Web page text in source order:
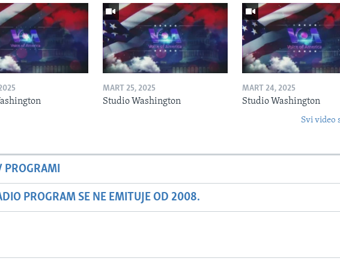
MART 25, 2025
Studio Washington
MART 24, 2025
Studio Washington
Svi video
PROGRAMI
PROGRAM SE NE EMITUJE OD 2008.